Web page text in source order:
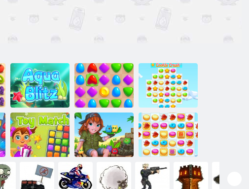
Aqua Blitz Match -Arena Cookie Crush 3